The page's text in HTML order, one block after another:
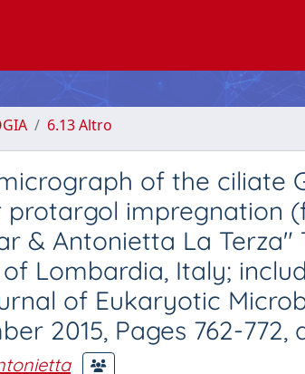
6.13 Altro
of the ciliate
impregnation
& Antonietta La Terza"
Lombardia, Italy;
of Eukaryotic
2015, Pages 762-772,